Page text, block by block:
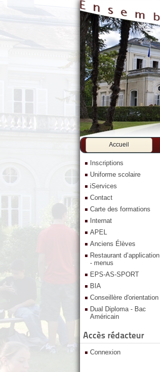
Accueil
Inscriptions
Uniforme scolaire
iServices
Contact
Carte des formations
Internat
APEL
Anciens Élèves
Restaurant d’application
- menus
EPS-AS-SPORT
BIA
Conseillère d'orientation
Dual Diploma - Bac
Américain
Accès rédacteur
Connexion